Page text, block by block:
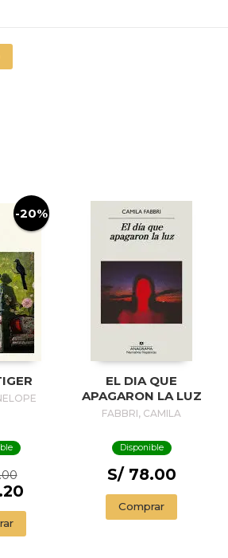
-20%
EL DIA QUE
APAGARON LA LUZ
FABBRI, CAMILA
Disponible
S/ 78.00
Comprar